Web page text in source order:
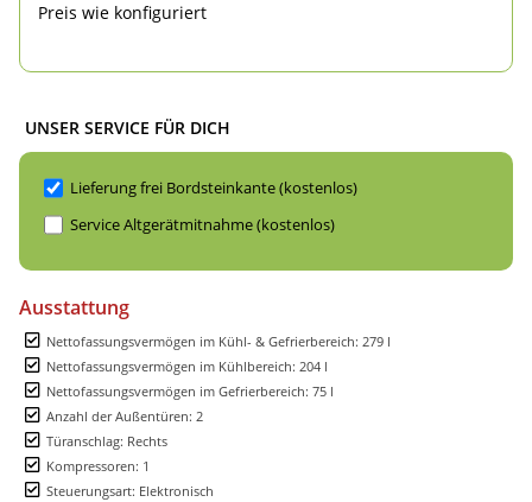
Preis wie konfiguriert
UNSER SERVICE FÜR DICH
Lieferung frei Bordsteinkante (kostenlos)
Service Altgerätmitnahme (kostenlos)
Ausstattung
Nettofassungsvermögen im Kühl- & Gefrierbereich: 279 l
Nettofassungsvermögen im Kühlbereich: 204 l
Nettofassungsvermögen im Gefrierbereich: 75 l
Anzahl der Außentüren: 2
Türanschlag: Rechts
Kompressoren: 1
Steuerungsart: Elektronisch